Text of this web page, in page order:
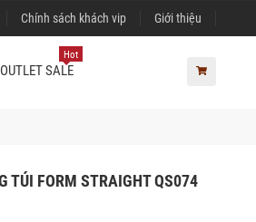
Chính sách khách vip Giới thiệu
OUTLET SALE
Hot
TÚI FORM STRAIGHT QS074